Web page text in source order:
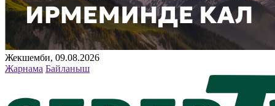
Жекшемби, 09.08.2026
Жарнама Байланыш